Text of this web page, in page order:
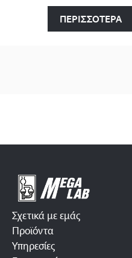
ΠΕΡΙΣΣΟΤΕΡΑ
Σχετικά με εμάς
Προϊόντα
Υπηρεσίες